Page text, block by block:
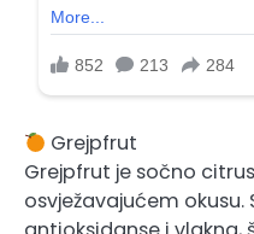
Grejpfrut
Grejpfrut je sočno
osvježavajućem okusu.